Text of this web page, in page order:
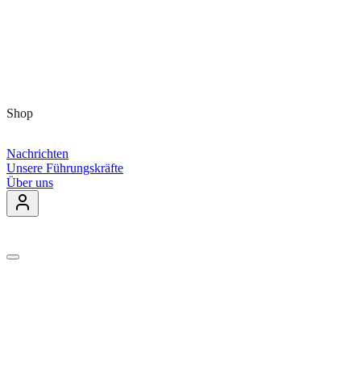
Shop
Nachrichten
Unsere Führungskräfte
Über uns